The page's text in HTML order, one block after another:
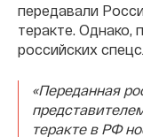
передавали
теракте. Однако,
российских
«Переданная
теракте в РФ